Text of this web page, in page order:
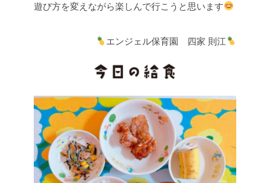
遊び方を変えながら楽しんで行こうと思います
エンジェル保育園 四家 則江